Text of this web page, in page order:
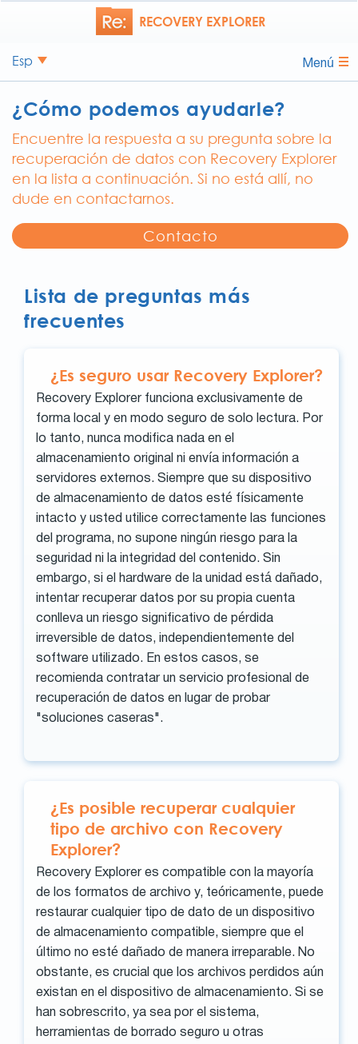
RECOVERY EXPLORER
Esp Menú
¿Cómo podemos ayudarle?
Encuentre la respuesta a su pregunta sobre la
recuperación de datos con Recovery Explorer
en la lista a continuación. Si no está allí, no
dude en contactarnos.
Contacto
Lista de preguntas más
frecuentes
¿Es seguro usar Recovery Explorer?
Recovery Explorer funciona exclusivamente de
forma local y en modo seguro de solo lectura. Por
lo tanto, nunca modifica nada en el
almacenamiento original ni envía información a
servidores externos. Siempre que su dispositivo
de almacenamiento de datos esté físicamente
intacto y usted utilice correctamente las funciones
del programa, no supone ningún riesgo para la
seguridad ni la integridad del contenido. Sin
embargo, si el hardware de la unidad está dañado,
intentar recuperar datos por su propia cuenta
conlleva un riesgo significativo de pérdida
irreversible de datos, independientemente del
software utilizado. En estos casos, se
recomienda contratar un servicio profesional de
recuperación de datos en lugar de probar
"soluciones caseras".
¿Es posible recuperar cualquier
tipo de archivo con Recovery
Explorer?
Recovery Explorer es compatible con la mayoría
de los formatos de archivo y, teóricamente, puede
restaurar cualquier tipo de dato de un dispositivo
de almacenamiento compatible, siempre que el
último no esté dañado de manera irreparable. No
obstante, es crucial que los archivos perdidos aún
existan en el dispositivo de almacenamiento. Si se
han sobrescrito, ya sea por el sistema,
herramientas de borrado seguro u otras